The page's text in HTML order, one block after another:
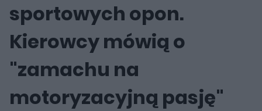
sportowych opon.
Kierowcy mówią o
"zamachu na
motoryzacyjną pasję"